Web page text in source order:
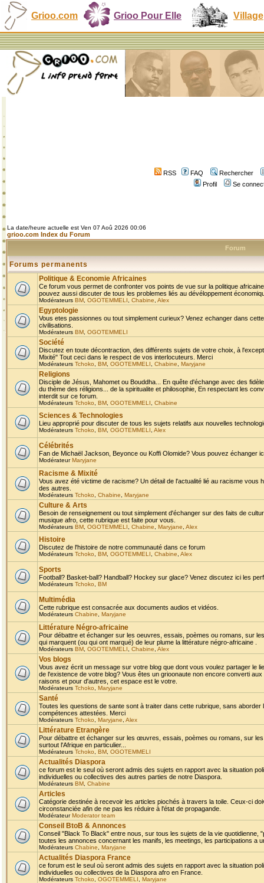
Grioo.com Grioo Pour Elle Village
RSS FAQ
Rechercher
Profil
Se
La date/heure actuelle est Ven 07 Aoû 2026 00:06
grioo.com Index du Forum
Forum
Forums permanents
Politique & Economie Africaines
Ce forum vous permet de confronter vos points de vue sur la politique
pouvez aussi discuter de tous les problemes liés au dévéloppement
Modérateurs BM OGOTEMMELI Chabine Alex
Egyptologie
Vous etes passionnes ou tout simplement curieux? Venez echanger dans
civilisations.
Modérateurs BM OGOTEMMELI
Société
Discutez en toute décontraction, des différents sujets de votre choix, à
Mixité" Tout ceci dans le respect de vos interlocuteurs. Merci
Modérateurs Tchoko BM OGOTEMMELI Chabine Maryjane
Religions
Disciple de Jésus, Mahomet ou Bouddha... En quête d'échange avec des
du thème des réligions... de la spiritualite et philosophie, En respectant les
interdit sur ce forum.
Modérateurs Tchoko BM OGOTEMMELI Chabine
Sciences & Technologies
Lieu approprié pour discuter de tous les sujets relatifs aux nouvelles
Modérateurs Tchoko BM OGOTEMMELI Alex
Célébrités
Fan de Michaël Jackson, Beyonce ou Koffi Olomide? Vous pouvez échanger
ModérateurMaryjane
Racisme & Mixité
Vous avez été victime de racisme? Un détail de l'actualité lié au racisme
des autres.
Modérateurs Tchoko Chabine Maryjane
Culture & Arts
Besoin de renseignement ou tout simplement d'échanger sur des faits de
musique afro, cette rubrique est faite pour vous.
Modérateurs BM OGOTEMMELI Chabine Maryjane Alex
Histoire
Discutez de l'histoire de notre communauté dans ce forum
Modérateurs Tchoko BM OGOTEMMELI Chabine Alex
Sports
Football? Basket-ball? Handball? Hockey sur glace? Venez discutez ici les
Modérateurs Tchoko BM
Multimédia
Cette rubrique est consacrée aux documents audios et vidéos.
Modérateurs Chabine Maryjane
Littérature Négro-africaine
Pour débattre et échanger sur les oeuvres, essais, poèmes ou romans, sur
qui marquent (ou qui ont marqué) de leur plume la littérature négro-africaine .
Modérateurs BM OGOTEMMELI Chabine Alex
Vos blogs
Vous avez écrit un message sur votre blog que dont vous voulez partager le
de l'existence de votre blog? Vous êtes un grioonaute non encore converti
raisons et pour d'autres, cet espace est le votre.
Modérateurs Tchoko Maryjane
Santé
Toutes les questions de sante sont à traiter dans cette rubrique, sans
compétences attestées. Merci
Modérateurs Tchoko Maryjane Alex
Littérature Etrangère
Pour débattre et échanger sur les œuvres, essais, poèmes ou romans, sur
surtout l'Afrique en particulier...
Modérateurs Tchoko BM OGOTEMMELI
Actualités Diaspora
ce forum est le seul où seront admis des sujets en rapport avec la situation
individuelles ou collectives des autres parties de notre Diaspora.
Modérateurs BM Chabine
Articles
Catégorie destinée à recevoir les articles piochés à travers la toile. Ceux-ci
circonstanciée afin de ne pas les réduire à l'état de propagande.
ModérateurModerator team
Conseil BtoB & Annonces
Conseil "Black To Black" entre nous, sur tous les sujets de la vie
toutes les annonces concernant les manifs, les meetings, les participations a
Modérateurs Chabine Maryjane
Actualités Diaspora France
ce forum est le seul où seront admis des sujets en rapport avec la situation
individuelles ou collectives de la Diaspora afro en France.
Modérateurs Tchoko OGOTEMMELI Maryjane